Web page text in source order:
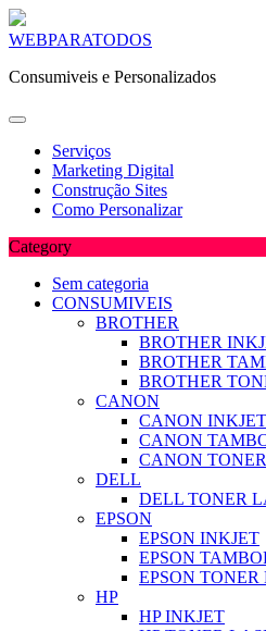
Skip
content
WEBPARATODOS
Consumiveis e Personalizados
Serviços
Marketing Digital
Construção Sites
Como Personalizar
Category
Sem categoria
CONSUMIVEIS
BROTHER
BROTHER
BROTHER
BROTHER
CANON
CANON INKJET
CANON
CANON
DELL
DELL TONER
EPSON
EPSON INKJET
EPSON
EPSON TONER
HP
HP INKJET